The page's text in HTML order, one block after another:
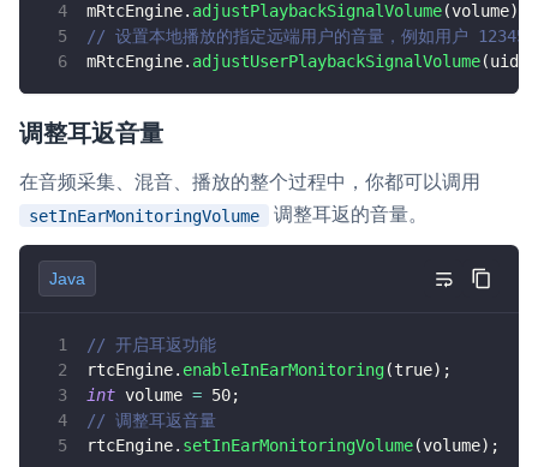
mRtcEngine. adjustPlaybackSignalVolume(volume)
// 设置本地播放的指定远端用户的音量，例如用户 123456
mRtcEngine. adjustUserPlaybackSignalVolume(uid
调整耳返音量
在音频采集、混音、播放的整个过程中，你都可以调用
setInEarMonitoringVolume 调整耳返的音量。
Java
// 开启耳返功能
rtcEngine. enableInEarMonitoring(true) ;
int volume = 50;
// 调整耳返音量
rtcEngine. setInEarMonitoringVolume(volume) ;